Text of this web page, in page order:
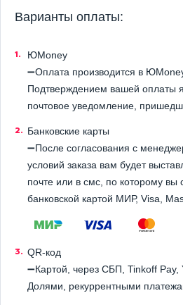
Варианты оплаты:
ЮMoney
➖Оплата производится в
Подтверждением вашей оплаты
почтовое уведомление,
Банковские карты
➖После согласования с
условий заказа вам будет
почте или в смс, по которому вы
банковской картой МИР, Visa,
QR-код
➖Картой, через СБП, Tinkoff Pay,
Долями, рекуррентными